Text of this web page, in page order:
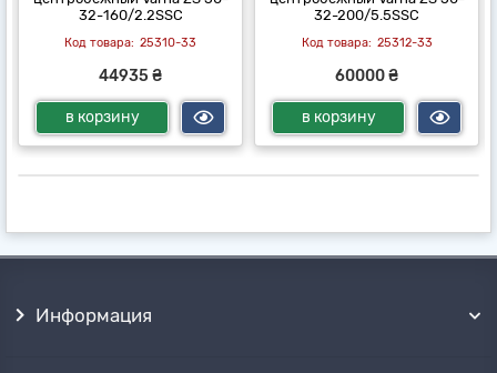
32-160/2.2SSC
25310-33
44935 ₴
в корзину
32-200/5.5SSC
25312-33
60000 ₴
в корзину
Информация